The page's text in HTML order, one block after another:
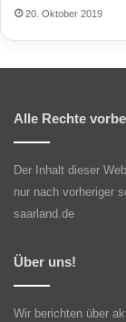
20. Oktober 2019
Alle Rechte
Der Inhalt dieser
nur nach vorheriger
saarland.de
Über uns!
Wir berichten über